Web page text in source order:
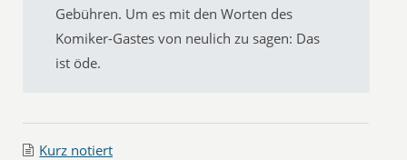
Gebühren. Um es mit den Worten des
Komiker-Gastes von neulich zu sagen: Das
ist öde.
Kurz notiert